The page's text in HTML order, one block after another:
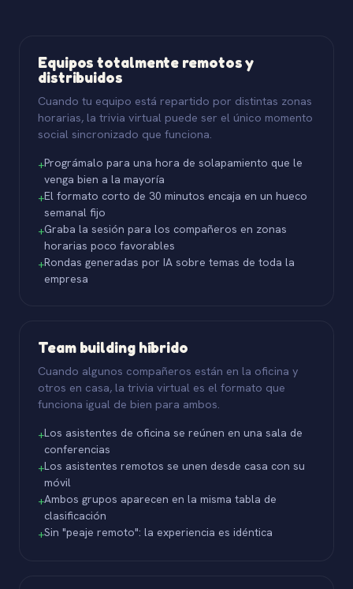
Equipos totalmente remotos y
distribuidos
Cuando tu equipo está repartido por distintas zonas
horarias, la trivia virtual puede ser el único momento
social sincronizado que funciona.
+Prográmalo para una hora de solapamiento que le
venga bien a la mayoría
+El formato corto de 30 minutos encaja en un hueco
semanal fijo
+Graba la sesión para los compañeros en zonas
horarias poco favorables
+Rondas generadas por IA sobre temas de toda la
empresa
Team building híbrido
Cuando algunos compañeros están en la oficina y
otros en casa, la trivia virtual es el formato que
funciona igual de bien para ambos.
+Los asistentes de oficina se reúnen en una sala de
conferencias
+Los asistentes remotos se unen desde casa con su
móvil
+Ambos grupos aparecen en la misma tabla de
clasificación
+Sin "peaje remoto": la experiencia es idéntica